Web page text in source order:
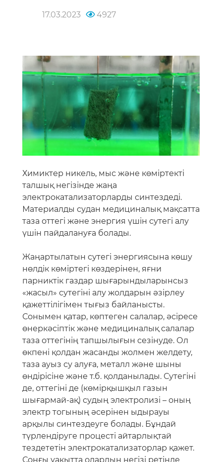
17.03.2023 4927
Химиктер никель, мыс және көміртекті
талшық негізінде жаңа
электрокатализаторларды синтездеді.
Материалды судан медициналық мақсатта
таза оттегі және энергия үшін сутегі алу
үшін пайдалануға болады.
Жаңартылатын сутегі энергиясына көшу
нөлдік көміртегі көздерінен, яғни
парниктік газдар шығарындыларынсыз
«жасыл» сутегіні алу жолдарын әзірлеу
қажеттілігімен тығыз байланысты.
Сонымен қатар, көптеген салалар, әсіресе
өнеркәсіптік және медициналық салалар
таза оттегінің тапшылығын сезінуде. Ол
өкпені қолдан жасанды жолмен желдету,
таза ауыз су алуға, металл және шыны
өндірісіне және т.б. қолданылады. Сутегіні
де, оттегіні де (көмірқышқыл газын
шығармай-ақ) судың электролизі – оның
электр тогының әсерінен ыдырауы
арқылы синтездеуге болады. Бұндай
түрлендіруге процесті айтарлықтай
тездететін электрокатализаторлар қажет.
Соңғы уақытта олардың негізі ретінде